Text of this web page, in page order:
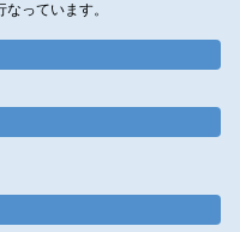
っています。